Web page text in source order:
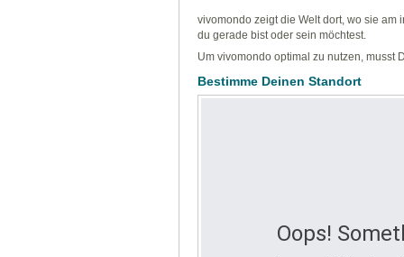
vivomondo zeigt die Welt dort, wo sie am
du gerade bist oder sein möchtest.
Um vivomondo optimal zu nutzen, musst
Bestimme Deinen Standort
Oops!